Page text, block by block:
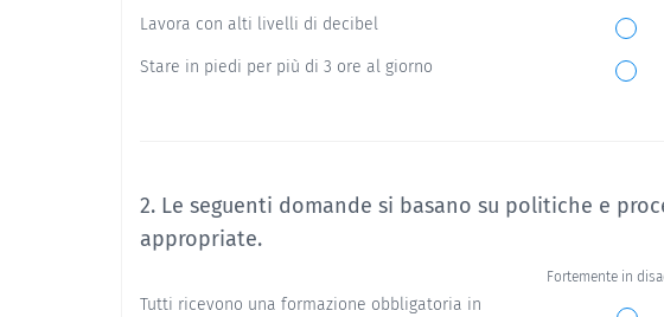
Lavora con alti livelli di decibel
Stare in piedi per più di 3 ore al giorno
2. Le seguenti domande si basano su politiche e
appropriate.
Fortemente in
Tutti ricevono una formazione obbligatoria in